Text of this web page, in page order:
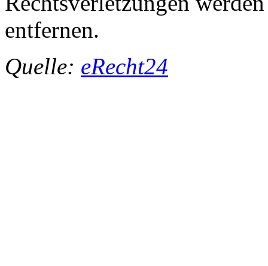
entfernen.
Quelle: eRecht24